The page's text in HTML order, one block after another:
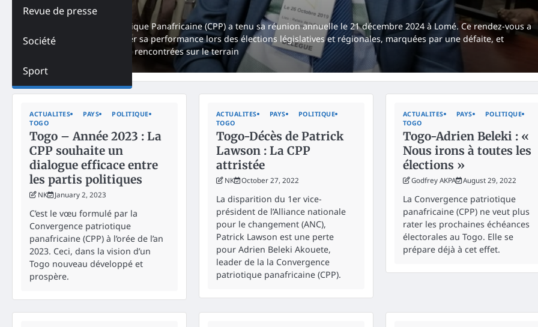
Revue de presse
Société
Sport
NK December 23, 2024
La Convergence Patriotique Panafricaine (CPP) a tenu sa réunion annuelle le 21 décembre 2024 à Lomé. Ce rendez-vous a
permis au parti d’évaluer sa performance lors des élections législatives et régionales, marquées par une défaite, et
d’analyser les difficultés rencontrées sur le terrain
ACTUALITES PAYS
POLITIQUE
TOGO
Togo – Année 2023 : La
CPP souhaite un
dialogue efficace entre
les partis politiques
NK January 2, 2023
C’est le vœu formulé par la
Convergence patriotique
panafricaine (CPP) à l’orée de l’an
2023. Ceci, dans la vision d’un
Togo nouveau développé et
prospère.
ACTUALITES PAYS
POLITIQUE
TOGO
Togo-Décès de Patrick
Lawson : La CPP
attristée
NK October 27, 2022
La disparition du 1er vice-
président de l’Alliance nationale
pour le changement (ANC),
Patrick Lawson est une perte
pour Adrien Beleki Akouete,
leader de la la Convergence
patriotique panafricaine (CPP).
ACTUALITES PAYS
POLITIQUE
TOGO
Togo-Adrien Beleki : «
Nous irons à toutes les
élections »
Godfrey AKPA August 29, 2022
La Convergence patriotique
panafricaine (CPP) ne veut plus
rater les prochaines échéances
électorales au Togo. Elle se
prépare déjà à cet effet.